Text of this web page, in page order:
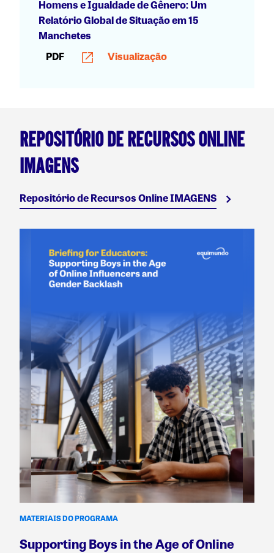
Homens e Igualdade de Gênero: Um
Relatório Global de Situação em 15
Manchetes
PDF
Visualização
REPOSITÓRIO DE RECURSOS ONLINE
IMAGENS
Repositório de Recursos Online IMAGENS
MATERIAIS DO PROGRAMA
Supporting Boys in the Age of Online